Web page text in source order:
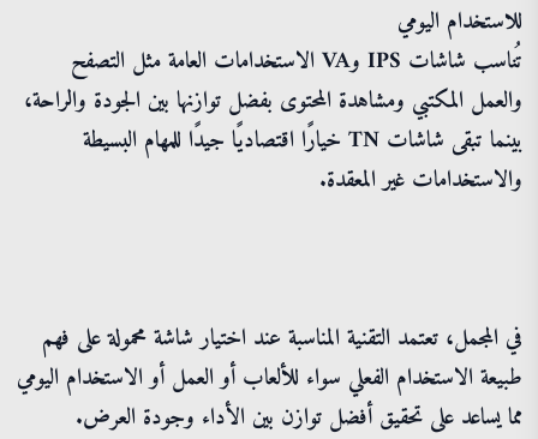
للاستخدام اليومي
تُناسب شاشات IPS وVA الاستخدامات العامة مثل التصفح
والعمل المكتبي ومشاهدة المحتوى بفضل توازنها بين الجودة والراحة،
بينما تبقى شاشات TN خيارًا اقتصاديًا جيدًا للمهام البسيطة
والاستخدامات غير المعقدة.
في المجمل، تعتمد التقنية المناسبة عند اختيار شاشة محمولة على فهم
طبيعة الاستخدام الفعلي سواء للألعاب أو العمل أو الاستخدام اليومي
مما يساعد على تحقيق أفضل توازن بين الأداء وجودة العرض.